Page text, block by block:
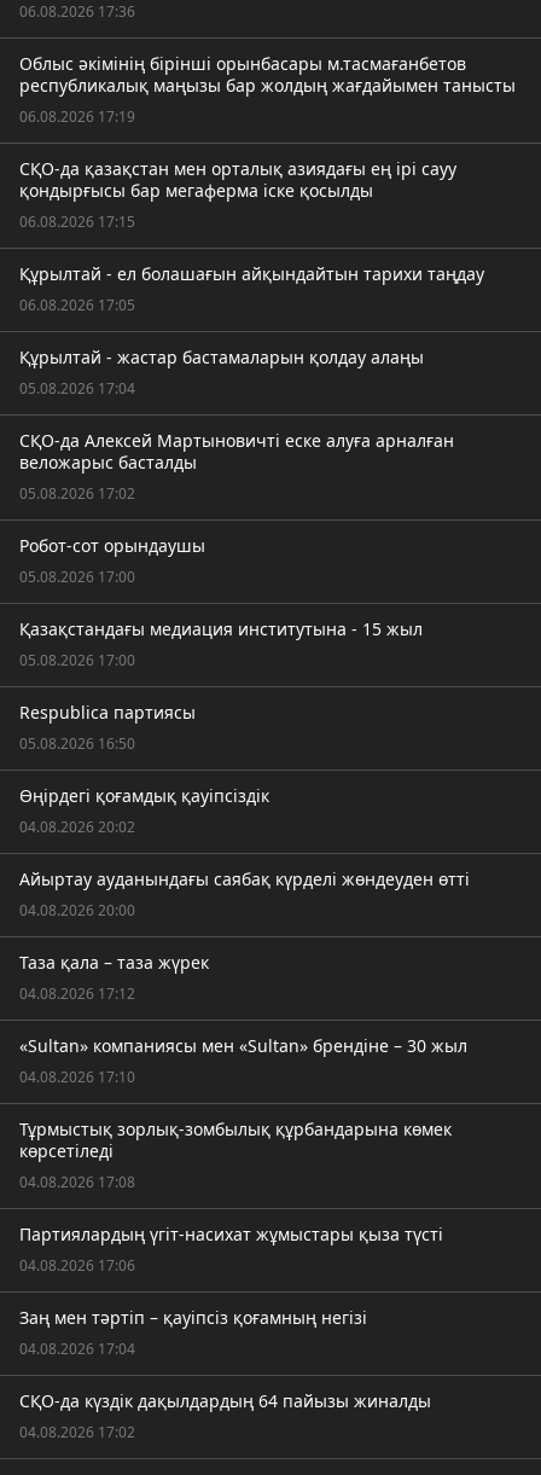
06.08.2026 17:36
Облыс әкімінің бірінші орынбасары м.тасмағанбетов
республикалық маңызы бар жолдың жағдайымен танысты
06.08.2026 17:19
СҚО-да қазақстан мен орталық азиядағы ең ірі сауу
қондырғысы бар мегаферма іске қосылды
06.08.2026 17:15
Құрылтай - ел болашағын айқындайтын тарихи таңдау
06.08.2026 17:05
Құрылтай - жастар бастамаларын қолдау алаңы
05.08.2026 17:04
СҚО-да Алексей Мартыновичті еске алуға арналған
веложарыс басталды
05.08.2026 17:02
Робот-сот орындаушы
05.08.2026 17:00
Қазақстандағы медиация институтына - 15 жыл
05.08.2026 17:00
Respublica партиясы
05.08.2026 16:50
Өңірдегі қоғамдық қауіпсіздік
04.08.2026 20:02
Айыртау ауданындағы саябақ күрделі жөндеуден өтті
04.08.2026 20:00
Таза қала – таза жүрек
04.08.2026 17:12
«Sultan» компаниясы мен «Sultan» брендіне – 30 жыл
04.08.2026 17:10
Тұрмыстық зорлық-зомбылық құрбандарына көмек
көрсетіледі
04.08.2026 17:08
Партиялардың үгіт-насихат жұмыстары қыза түсті
04.08.2026 17:06
Заң мен тәртіп – қауіпсіз қоғамның негізі
04.08.2026 17:04
СҚО-да күздік дақылдардың 64 пайызы жиналды
04.08.2026 17:02